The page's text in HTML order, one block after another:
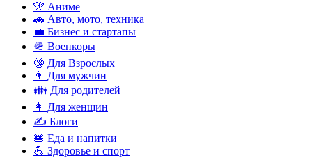
🎌 Аниме
🚗 Авто, мото, техника
💼 Бизнес и стартапы
🪖 Военкоры
🔞 Для Взрослых
👨 Для мужчин
👪 Для родителей
👩 Для женщин
✍️ Блоги
🍔 Еда и напитки
💪 Здоровье и спорт